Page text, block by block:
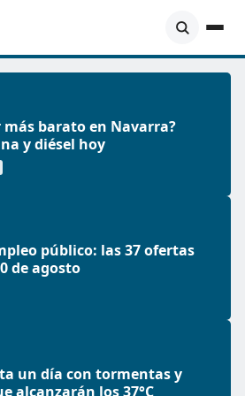
barato en Navarra?
y diésel hoy
público: las 37 ofertas
de agosto
un día con tormentas y
alcanzarán los 37°C